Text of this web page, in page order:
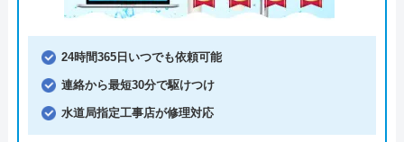
24時間365日いつでも依頼可能
連絡から最短30分で駆けつけ
水道局指定工事店が修理対応